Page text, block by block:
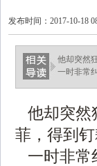
发布时间：2017-10-18
他却突然
一时非常
他却突然
菲，得到
一时非常